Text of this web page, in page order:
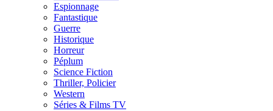
Espionnage
Fantastique
Guerre
Historique
Horreur
Péplum
Science Fiction
Thriller, Policier
Western
Séries & Films TV